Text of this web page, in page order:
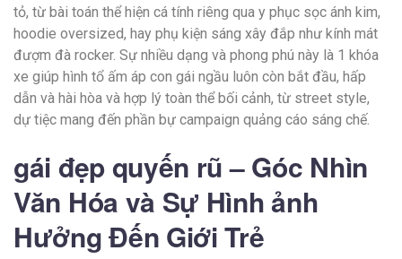
tỏ, từ bài toán thể hiện cá tính riêng qua y phục sọc ánh kim,
hoodie oversized, hay phụ kiện sáng xây đắp như kính mát
đượm đà rocker. Sự nhiều dạng và phong phú này là 1 khóa
xe giúp hình tổ ấm áp con gái ngầu luôn còn bắt đầu, hấp
dẫn và hài hòa và hợp lý toàn thể bối cảnh, từ street style,
dự tiệc mang đến phần bự campaign quảng cáo sáng chế.
gái đẹp quyến rũ – Góc Nhìn
Văn Hóa và Sự Hình ảnh
Hưởng Đến Giới Trẻ